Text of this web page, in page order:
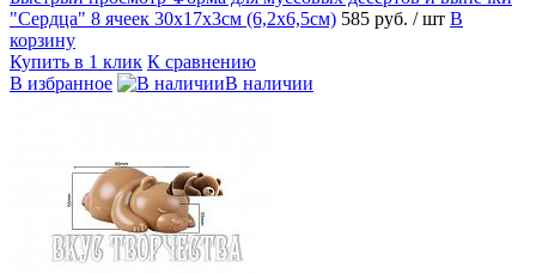
"Сердца" 8 ячеек 30х17х3см (6,2х6,5см) 585 руб. / шт В
корзину
Купить в 1 клик К сравнению
В избранное
В наличии